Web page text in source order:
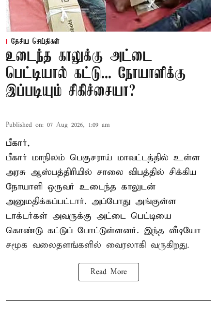
தேசிய செய்திகள்
உடைந்த காலுக்கு அட்டை
பெட்டியால் கட்டு... நோயாளிக்கு
இப்படியும் சிகிச்சையா?
Published on: 07 Aug 2026, 1:09 am
பீகார்,
பீகார் மாநிலம் பெகுசராய் மாவட்டத்தில் உள்ள
அரசு ஆஸ்பத்திரியில் சாலை விபத்தில் சிக்கிய
நோயாளி ஒருவர் உடைந்த காலுடன்
அனுமதிக்கப்பட்டார். அப்போது அங்குள்ள
டாக்டர்கள் அவருக்கு அட்டை பெட்டியை
கொண்டு கட்டுப் போட்டுள்ளனர். இந்த வீடியோ
சமூக வலைதளங்களில் வைரலாகி வருகிறது.
Read More